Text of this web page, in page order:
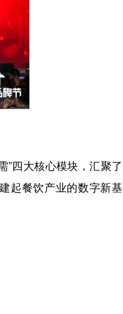
四大核心模块，汇聚了
起餐饮产业的数字新基